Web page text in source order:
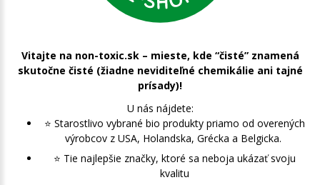
Vitajte na non-toxic.sk – mieste, kde “čisté” znamená
skutočne čisté (žiadne neviditeľné chemikálie ani tajné
prísady)!
U nás nájdete:
⭐️ Starostlivo vybrané bio produkty priamo od overených
výrobcov z USA, Holandska, Grécka a Belgicka.
⭐️ Tie najlepšie značky, ktoré sa neboja ukázať svoju
kvalitu